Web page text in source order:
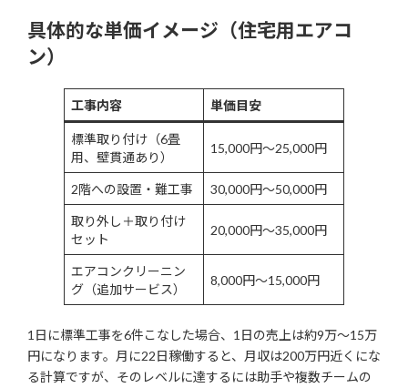
具体的な単価イメージ（住宅用エアコ
ン）
工事内容 単価目安
標準取り付け（6畳
用、壁貫通あり）
15,000円〜25,000円
2階への設置・難工事 30,000円〜50,000円
取り外し＋取り付け
セット
20,000円〜35,000円
エアコンクリーニン
グ（追加サービス）
8,000円〜15,000円
1日に標準工事を6件こなした場合、1日の売上は約9万〜15万
円になります。月に22日稼働すると、月収は200万円近くにな
る計算ですが、そのレベルに達するには助手や複数チームの